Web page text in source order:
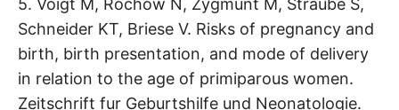
5. Voigt M, Rochow N, Zygmunt M, Straube S,
Schneider KT, Briese V. Risks of pregnancy and
birth, birth presentation, and mode of delivery
in relation to the age of primiparous women.
Zeitschrift fur Geburtshilfe und Neonatologie.